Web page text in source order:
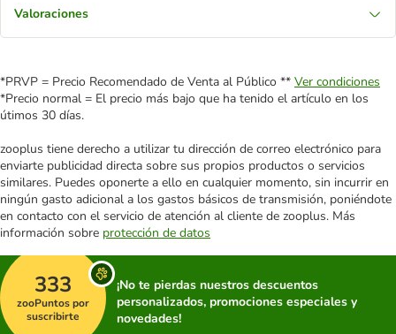
Valoraciones
*PRVP = Precio Recomendado de Venta al Público ** Ver condiciones
*Precio normal = El precio más bajo que ha tenido el artículo en los
útimos 30 días.
zooplus tiene derecho a utilizar tu dirección de correo electrónico para
enviarte publicidad directa sobre sus propios productos o servicios
similares. Puedes oponerte a ello en cualquier momento, sin incurrir en
ningún gasto adicional a los gastos básicos de transmisión, poniéndote
en contacto con el servicio de atención al cliente de zooplus. Más
información sobre protección de datos
333
zooPuntos por
suscribirte
¡No te pierdas nuestros descuentos
personalizados, promociones especiales y
novedades!